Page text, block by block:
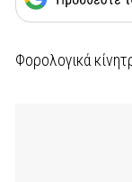
Φορολογικά